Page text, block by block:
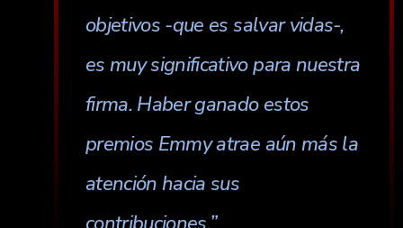
objetivos -que es salvar vidas-,
es muy significativo para nuestra
firma. Haber ganado estos
premios Emmy atrae aún más la
atención hacia sus